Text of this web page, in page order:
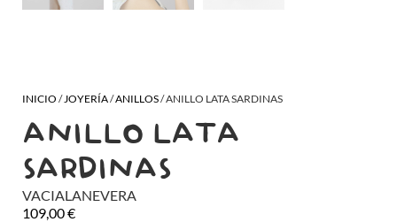
INICIO /JOYERÍA/ANILLOS/ ANILLO LATA SARDINAS
ANILLO LATA
SARDINAS
VACIALANEVERA
109,00€